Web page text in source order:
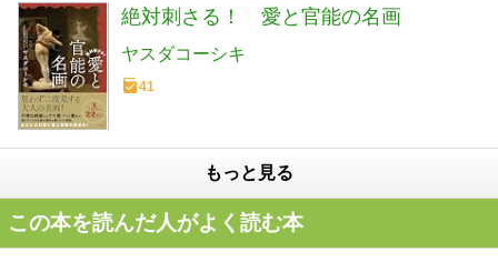
絶対刺さる！ 愛と官能の名画
ヤスダコーシキ
41
もっと見る
この本を読んだ人がよく読む本